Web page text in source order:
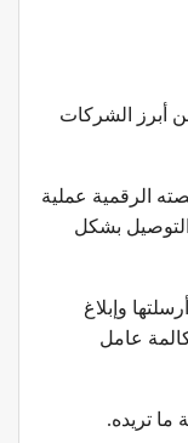
أبرز الشركات
الرقمية عملية
بشكل
وإبلاغ
عامل
ما تريده.